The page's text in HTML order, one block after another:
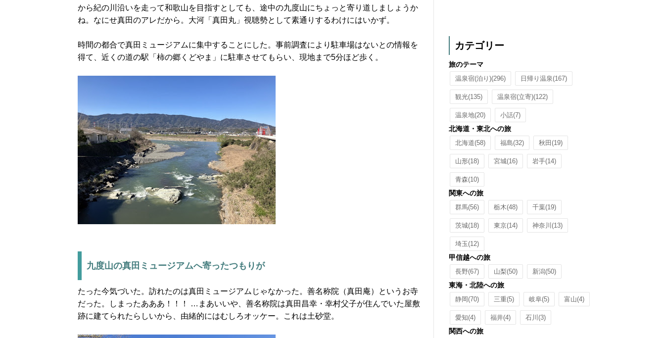
から紀の川沿いを走って和歌山を目指すとしても、途中の九度山にちょっと寄り道しましょうか
ね。なにせ真田のアレだから。大河「真田丸」視聴勢として素通りするわけにはいかず。
時間の都合で真田ミュージアムに集中することにした。事前調査により駐車場はないとの情報を
得て、近くの道の駅「柿の郷くどやま」に駐車させてもらい、現地まで5分ほど歩く。
九度山の真田ミュージアムへ寄ったつもりが
たった今気づいた。訪れたのは真田ミュージアムじゃなかった。善名称院（真田庵）というお寺
だった。しまったあああ！！！ …まあいいや、善名称院は真田昌幸・幸村父子が住んでいた屋敷
跡に建てられたらしいから、由緒的にはむしろオッケー。これは土砂堂。
カテゴリー
旅のテーマ
温泉宿(泊り)(296) 日帰り温泉(167)
観光(135) 温泉宿(立寄)(122)
温泉地(20) 小話(7)
北海道・東北への旅
北海道(58) 福島(32) 秋田 (19)
山形(18) 宮城(16) 岩手(14)
青森(10)
関東への旅
群馬(56) 栃木(48) 千葉(19)
茨城(18) 東京(14) 神奈川 (13)
埼玉(12)
甲信越への旅
長野(67) 山梨(50) 新潟(50)
東海・北陸への旅
静岡(70) 三重(5) 岐阜(5) 富山(4)
愛知(4) 福井(4) 石川 (3)
関西への旅